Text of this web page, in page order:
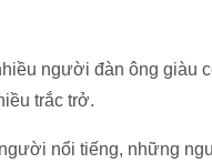
người đàn ông giàu
trắc trở.
nổi tiếng, những